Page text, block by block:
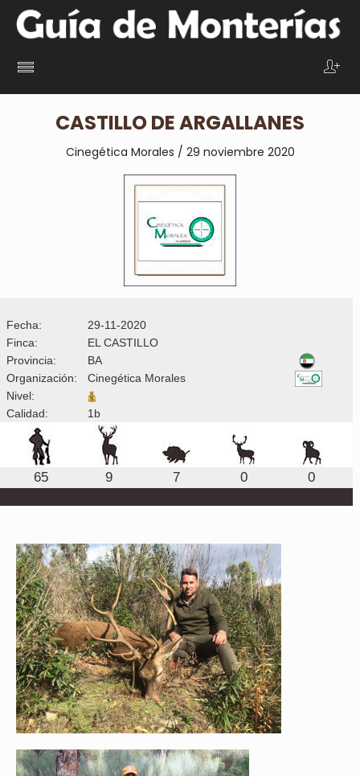
CASTILLO DE ARGALLANES
Cinegética Morales / 29 noviembre 2020
Fecha:
29-11-2020
Finca:
EL CASTILLO
Provincia:
BA
Organización:
Cinegética Morales
Nivel:
Calidad:
1b
65 9 7 0 0